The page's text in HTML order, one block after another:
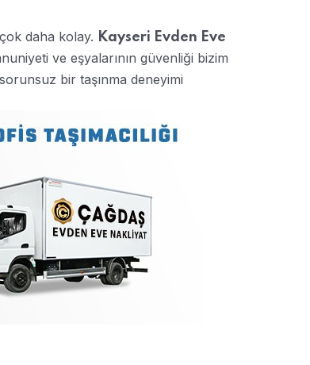
daha kolay. Kayseri Evden Eve
ve eşyalarının güvenliği bizim
bir taşınma deneyimi